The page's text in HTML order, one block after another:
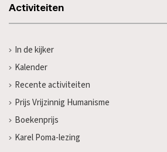
Activiteiten
In de kijker
Kalender
Recente activiteiten
Prijs Vrijzinnig Humanisme
Boekenprijs
Karel Poma-lezing